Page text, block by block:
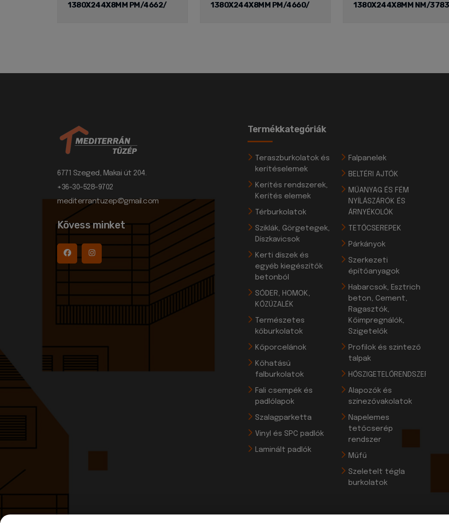
1380X244X8MM PM/4662/
1380X244X8MM PM/4660/
1380X244X8MM NM/
6771 Szeged, Makai út 204.
+36-30-528-9702
mediterrantuzep@gmail.com
Kövess minket
Termékkategóriák
Teraszburkolatok és
kerítéselemek
Kerítés rendszerek,
Kerítés elemek
Térburkolatok
Sziklák, Görgetegek,
Díszkavicsok
Kerti díszek és
egyéb kiegészítők
betonból
SÓDER, HOMOK,
KŐZÚZALÉK
Természetes
kőburkolatok
Kőporcelánok
Kőhatású
falburkolatok
Fali csempék és
padlólapok
Szalagparketta
Vinyl és SPC padlók
Laminált padlók
Falpanelek
BELTÉRI AJTÓK
MŰANYAG ÉS FÉM
NYÍLÁSZÁRÓK ÉS
ÁRNYÉKOLÓK
TETŐCSEREPEK
Párkányok
Szerkezeti
építőanyagok
Habarcsok, Esztrich
beton, Cement,
Ragasztók,
Kőimpregnálók,
Szigetelők
Profilok és szintező
talpak
HŐSZIGETELŐRENDSZEREK
Alapozók és
színezővakolatok
Napelemes
tetőcserép
rendszer
Műfű
Szeletelt tégla
burkolatok